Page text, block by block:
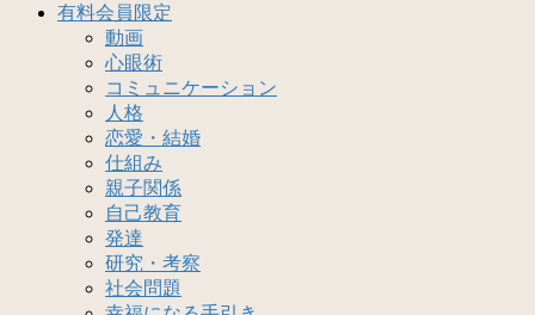
有料会員限定
動画
心眼術
コミュニケーション
人格
恋愛・結婚
仕組み
親子関係
自己教育
発達
研究・考察
社会問題